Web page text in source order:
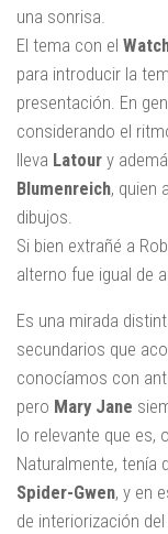
una sonrisa.
El tema con el
para introducir la
presentación. En
considerando el
lleva Latour y
Blumenreich, quien
dibujos.
Si bien extrañé a
alterno fue igual de
Es una mirada
secundarios que
conocíamos con
pero Mary Jane
lo relevante que es,
Naturalmente, tenía
Spider-Gwen, y en
de interiorización